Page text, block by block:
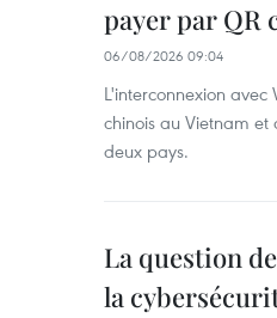
payer par QR
06/08/2026 09:04
L'interconnexion
chinois au Vietnam
deux pays.
La question
la